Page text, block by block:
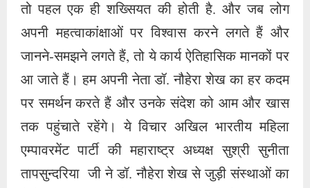
तो पहल एक ही शख्सियत की होती है. और जब लोग
अपनी महत्वाकांक्षाओं पर विश्वास करने लगते हैं और
जानने-समझने लगते हैं, तो ये कार्य ऐतिहासिक मानकों पर
आ जाते हैं। हम अपनी नेता डॉ. नौहेरा शेख का हर कदम
पर समर्थन करते हैं और उनके संदेश को आम और खास
तक पहुंचाते रहेंगे। ये विचार अखिल भारतीय महिला
एम्पावरमेंट पार्टी की महाराष्ट्र अध्यक्ष सुश्री सुनीता
तापसुन्दरिया जी ने डॉ. नौहेरा शेख से जुड़ी संस्थाओं का